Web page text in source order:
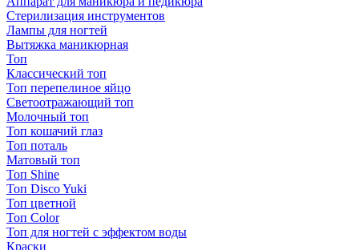
Стерилизация инструментов
Лампы для ногтей
Вытяжка маникюрная
Топ
Классический топ
Топ перепелиное яйцо
Светоотражающий топ
Молочный топ
Топ кошачий глаз
Топ поталь
Матовый топ
Топ Shine
Топ Disco Yuki
Топ цветной
Топ Color
Топ для ногтей с эффектом воды
Краски